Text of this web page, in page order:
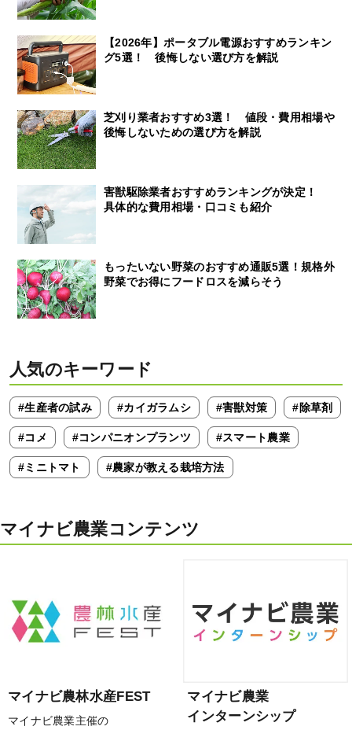
【2026年】ポータブル電源おすすめランキン
グ5選！ 後悔しない選び方を解説
芝刈り業者おすすめ3選！ 値段・費用相場や
後悔しないための選び方を解説
害獣駆除業者おすすめランキングが決定！
具体的な費用相場・口コミも紹介
もったいない野菜のおすすめ通販5選！規格外
野菜でお得にフードロスを減らそう
人気のキーワード
#生産者の試み #カイガラムシ #害獣対策 #除草剤
#コメ #コンパニオンプランツ #スマート農業
#ミニトマト #農家が教える栽培方法
マイナビ農業コンテンツ
マイナビ農林水産FEST
マイナビ農業主催の
マイナビ農業
インターンシップ